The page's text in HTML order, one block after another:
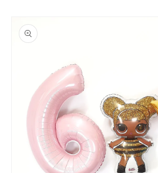
a la
información